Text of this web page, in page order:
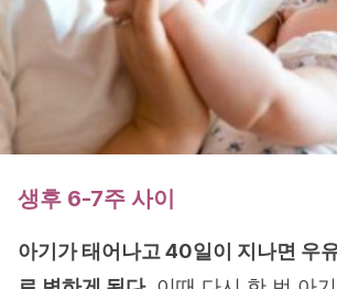
생후 6-7주 사이
아기가 태어나고 40일이 지나면 우